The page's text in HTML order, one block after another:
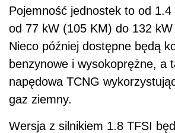
Pojemność jednostek to od
od 77 kW (105 KM) do 132
Nieco później dostępne będą
benzynowe i wysokoprężne, a
napędowa TCNG
gaz ziemny.
Wersja z silnikiem 1.8 TFSI